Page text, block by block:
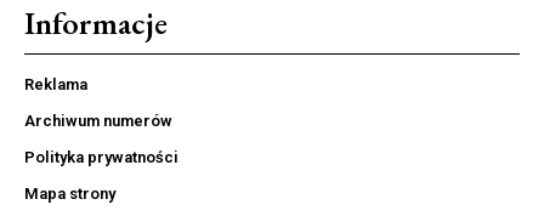
Informacje
Reklama
Archiwum numerów
Polityka prywatności
Mapa strony